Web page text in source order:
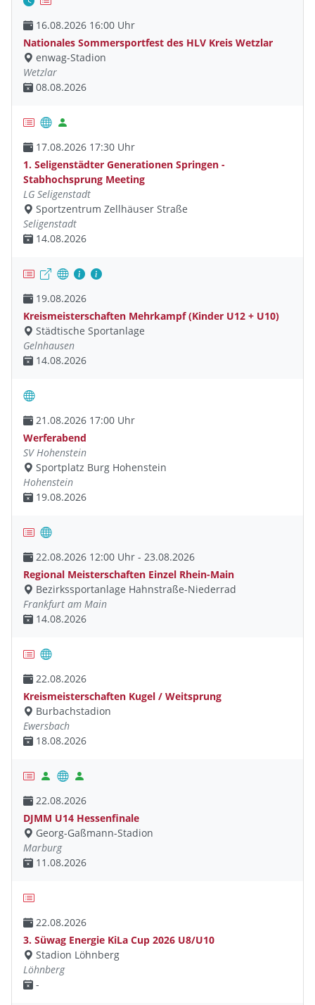
16.08.2026 16:00 Uhr
Nationales Sommersportfest des HLV Kreis Wetzlar
enwag-Stadion
Wetzlar
08.08.2026
17.08.2026 17:30 Uhr
1. Seligenstädter Generationen Springen -
Stabhochsprung Meeting
LG Seligenstadt
Sportzentrum Zellhäuser Straße
Seligenstadt
14.08.2026
19.08.2026
Kreismeisterschaften Mehrkampf (Kinder U12 + U10)
Städtische Sportanlage
Gelnhausen
14.08.2026
21.08.2026 17:00 Uhr
Werferabend
SV Hohenstein
Sportplatz Burg Hohenstein
Hohenstein
19.08.2026
22.08.2026 12:00 Uhr - 23.08.2026
Regional Meisterschaften Einzel Rhein-Main
Bezirkssportanlage Hahnstraße-Niederrad
Frankfurt am Main
14.08.2026
22.08.2026
Kreismeisterschaften Kugel / Weitsprung
Burbachstadion
Ewersbach
18.08.2026
22.08.2026
DJMM U14 Hessenfinale
Georg-Gaßmann-Stadion
Marburg
11.08.2026
22.08.2026
3. Süwag Energie KiLa Cup 2026 U8/U10
Stadion Löhnberg
Löhnberg
-